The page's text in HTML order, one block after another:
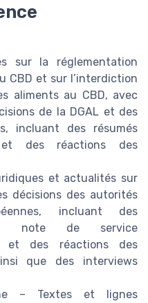
sur la réglementation
CBD et sur l’interdiction
aliments au CBD, avec
de la DGAL et des
incluant des résumés
des réactions des
et actualités sur
décisions des autorités
incluant des
note de service
et des réactions des
que des interviews
– Textes et lignes